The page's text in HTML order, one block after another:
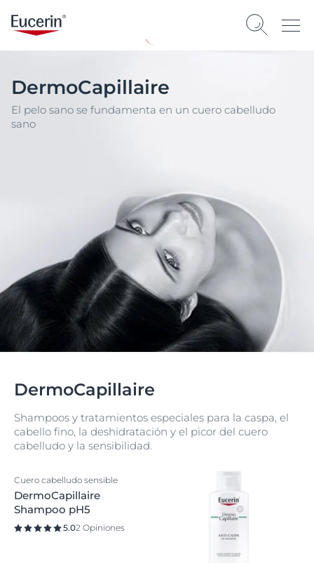
DermoCapillaire
El pelo sano se fundamenta en un cuero cabelludo
sano
DermoCapillaire
Shampoos y tratamientos especiales para la caspa, el
cabello fino, la deshidratación y el picor del cuero
cabelludo y la sensibilidad.
Cuero cabelludo sensible
DermoCapillaire
Shampoo pH5
5.02 Opiniones